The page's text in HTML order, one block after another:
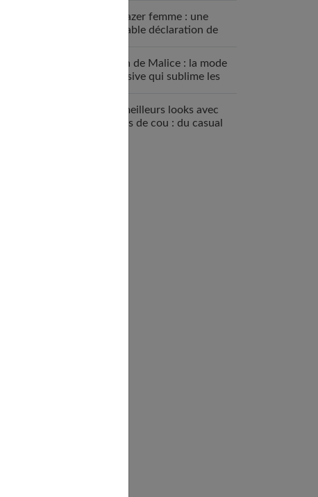
Le blazer femme : une
véritable déclaration de
Grain de Malice : la mode
inclusive qui sublime les
Les meilleurs looks avec
un ras de cou : du casual